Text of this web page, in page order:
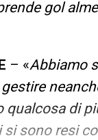
gol
– «Abbiamo
qualcosa di
si sono resi